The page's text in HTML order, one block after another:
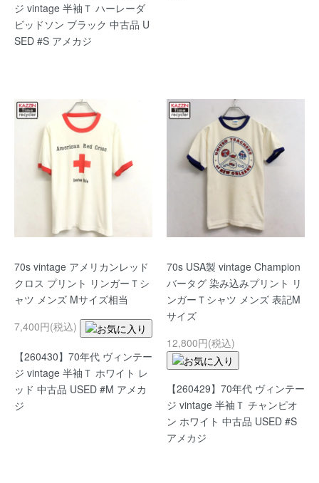
ジ vintage 半袖Ｔ ハーレーダ
ビッドソン ブラック 中古品 U
SED #S アメカジ
70s vintage アメリカンレッド
クロス プリント リンガーＴシ
ャツ メンズ Mサイズ相当
7,400円(税込)
【260430】70年代 ヴィンテー
ジ vintage 半袖Ｔ ホワイト レ
ッド 中古品 USED #M アメカ
ジ
70s USA製 vintage Champion
バータグ 染み込みプリント リ
ンガーＴシャツ メンズ 表記M
サイズ
12,800円(税込)
【260429】70年代 ヴィンテー
ジ vintage 半袖Ｔ チャンピオ
ン ホワイト 中古品 USED #S
アメカジ